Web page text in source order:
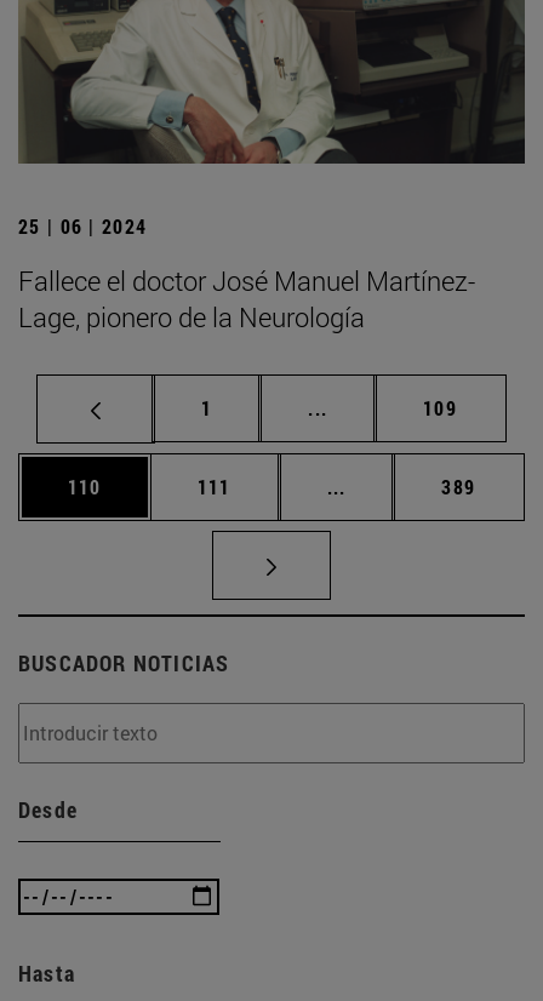
25 | 06 | 2024
Fallece el doctor José Manuel Martínez-
Lage, pionero de la Neurología
Página
1 ... Páginas intermedias
Página
109
Página
110 Página
111 ... Páginas intermedias
Página
389
BUSCADOR NOTICIAS
Desde
Hasta